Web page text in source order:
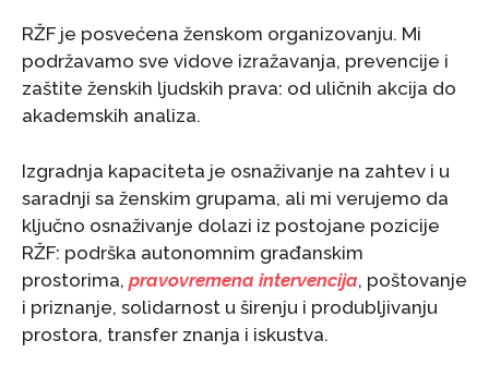
RŽF je posvećena ženskom organizovanju. Mi
podržavamo sve vidove izražavanja, prevencije i
zaštite ženskih ljudskih prava: od uličnih akcija do
akademskih analiza.
Izgradnja kapaciteta je osnaživanje na zahtev i u
saradnji sa ženskim grupama, ali mi verujemo da
ključno osnaživanje dolazi iz postojane pozicije
RŽF: podrška autonomnim građanskim
prostorima, pravovremena intervencija, poštovanje
i priznanje, solidarnost u širenju i produbljivanju
prostora, transfer znanja i iskustva.